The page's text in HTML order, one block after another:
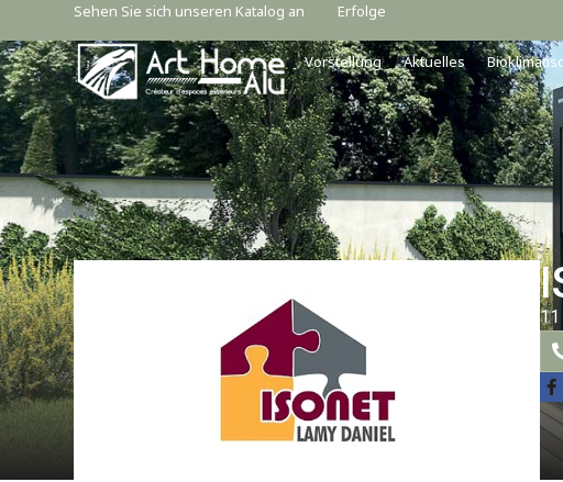
Sehen Sie sich unseren Katalog an Erfolge
Vorstellung Aktuelles
11